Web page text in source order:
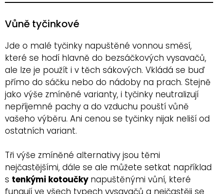
Vůně tyčinkové
Jde o malé tyčinky napuštěné vonnou směsí,
které se hodí hlavně do bezsáčkových vysavačů,
ale lze je použít i v těch sákových. Vkládá se buď
přímo do sáčku nebo do nádoby na prach. Stejně
jako výše zmíněné varianty, i tyčinky neutralizují
nepříjemné pachy a do vzduchu pouští vůně
vašeho výběru. Ani cenou se tyčinky nijak neliší od
ostatních variant.
Tři výše zmíněné alternativy jsou těmi
nejčastějšími, dále se ale můžete setkat například
s tenkými kotoučky napuštěnými vůní, které
fungují ve všech typech vysavačů a nejčastěji se